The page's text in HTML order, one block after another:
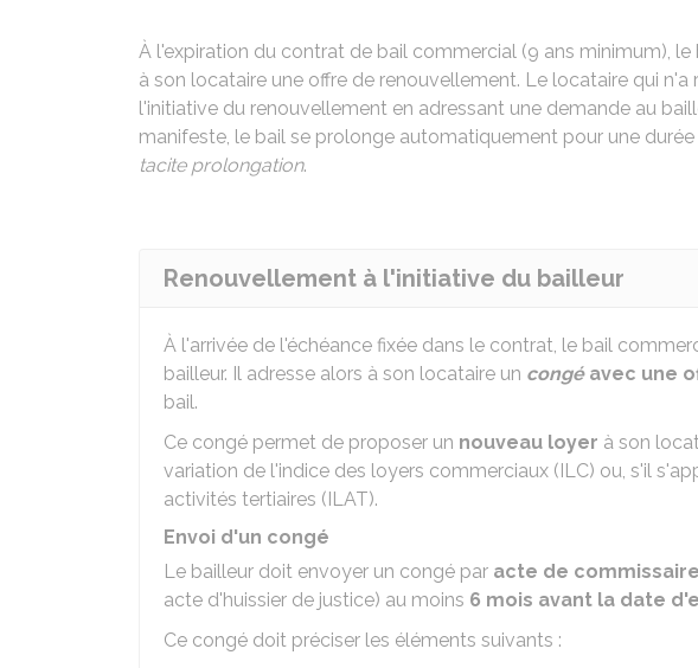
À l'expiration du contrat de bail commercial (9 ans minimum),
à son locataire une offre de renouvellement. Le locataire qui
l'initiative du renouvellement en adressant une demande au
manifeste, le bail se prolonge automatiquement pour une
tacite prolongation.
Renouvellement à l'initiative du bailleur
À l'arrivée de l'échéance fixée dans le contrat, le bail
bailleur. Il adresse alors à son locataire un congéavec une
bail.
Ce congé permet de proposer un nouveau loyer à son
variation de l'indice des loyers commerciaux (ILC) ou, s'il
activités tertiaires (ILAT).
Envoi d'un congé
Le bailleur doit envoyer un congé par acte de
acte d'huissier de justice) au moins 6 mois avant la date
Ce congé doit préciser les éléments suivants :